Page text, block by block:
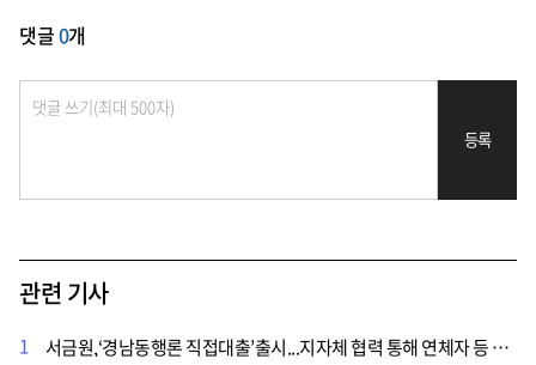
댓글0개
등록
관련 기사
1
서금원,‘경남동행론 직접대출’출시...지자체 협력 통해 연체자 등 취약계층 지원 강화